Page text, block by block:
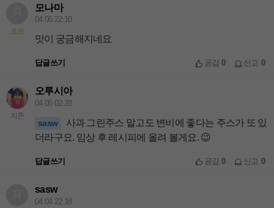
초보
모나마
04.06 22:10
맛이 궁금해지네요
답글쓰기 공감0 신고 0
지존
오루시아
04.05 02:28
sasw
사과 그린주스 말고도 변비에 좋다는 주스가 또 있
더라구요. 임상 후 레시피에 올려 볼게요. 😉
답글쓰기 공감0 신고 0
sasw
04.04 22:18